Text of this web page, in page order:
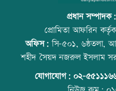
বিদ্যুৎ-
প্রধান সম্পাদক:
প্রোমিতা আফরিন
অফিস:সি-৫০১, ৬ষ্ঠতলা,
শহীদ সৈয়দ নজরুল ইসলাম
যোগাযোগ: ০২-